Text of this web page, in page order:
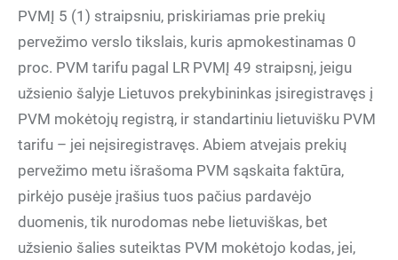
PVMĮ 5 (1) straipsniu, priskiriamas prie prekių
pervežimo verslo tikslais, kuris apmokestinamas 0
proc. PVM tarifu pagal LR PVMĮ 49 straipsnį, jeigu
užsienio šalyje Lietuvos prekybininkas įsiregistravęs į
PVM mokėtojų registrą, ir standartiniu lietuvišku PVM
tarifu – jei neįsiregistravęs. Abiem atvejais prekių
pervežimo metu išrašoma PVM sąskaita faktūra,
pirkėjo pusėje įrašius tuos pačius pardavėjo
duomenis, tik nurodomas nebe lietuviškas, bet
užsienio šalies suteiktas PVM mokėtojo kodas, jei,